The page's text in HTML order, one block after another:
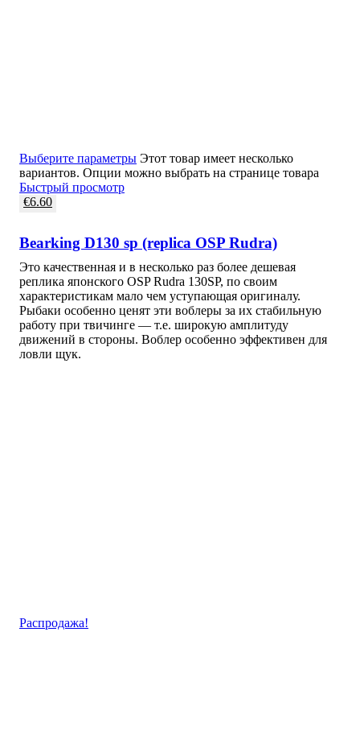
Выберите параметры Этот товар имеет несколько
вариантов. Опции можно выбрать на странице товара
Быстрый просмотр
€6.60
Bearking D130 sp (replica OSP Rudra)
Это качественная и в несколько раз более дешевая
реплика японского OSP Rudra 130SP, по своим
характеристикам мало чем уступающая оригиналу.
Рыбаки особенно ценят эти воблеры за их стабильную
работу при твичинге — т.е. широкую амплитуду
движений в стороны. Воблер особенно эффективен для
ловли щук.
Распродажа!